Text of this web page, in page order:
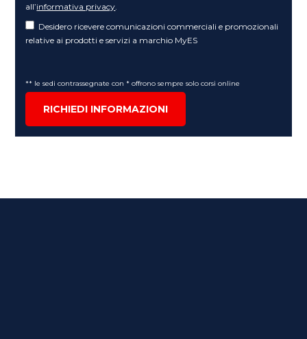
all’informativa privacy
Desidero ricevere comunicazioni commerciali e promozionali
relative ai prodotti e servizi a marchio MyES
** le sedi contrassegnate con * offrono sempre solo corsi online
RICHIEDI INFORMAZIONI